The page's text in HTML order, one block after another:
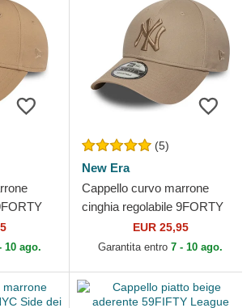
New
New...
10 ago.
(5)
New Era
Cappello curvo marrone
cinghia regolabile 9FORTY
League Essential dei New
York Yankees MLB di New...
EUR 25,95
Garantita entro 7 - 10 ago.